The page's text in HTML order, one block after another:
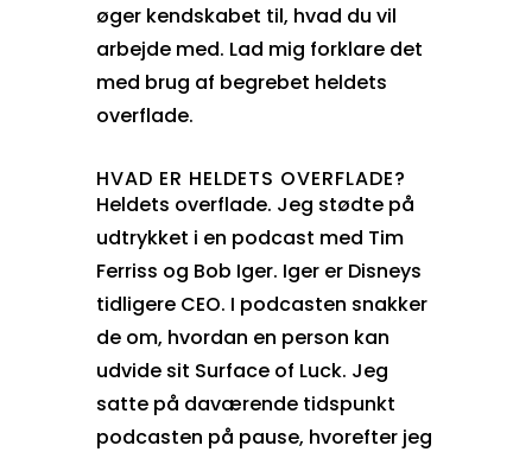
øger kendskabet til, hvad du vil
arbejde med. Lad mig forklare det
med brug af begrebet heldets
overflade.
HVAD ER HELDETS OVERFLADE?
Heldets overflade. Jeg stødte på
udtrykket i en podcast med Tim
Ferriss og Bob Iger. Iger er Disneys
tidligere CEO. I podcasten snakker
de om, hvordan en person kan
udvide sit Surface of Luck. Jeg
satte på daværende tidspunkt
podcasten på pause, hvorefter jeg